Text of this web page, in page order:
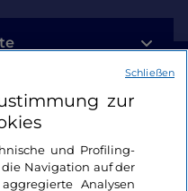
zur
und Profiling-
Navigation auf der
Analysen
Schließen